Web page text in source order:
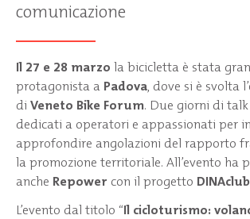
comunicazione
Il 27 e 28 marzo la bicicletta è stata
protagonista a Padova, dove si è svolta
di Veneto Bike Forum. Due giorni di
dedicati a operatori e appassionati per
approfondire angolazioni del rapporto
la promozione territoriale. All’evento ha
anche Repower con il progetto DINAclub
L’evento dal titolo “Il cicloturismo: